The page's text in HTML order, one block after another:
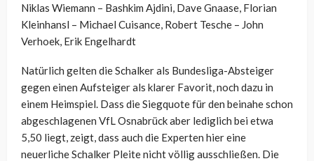
Niklas Wiemann – Bashkim Ajdini, Dave Gnaase, Florian
Kleinhansl – Michael Cuisance, Robert Tesche – John
Verhoek, Erik Engelhardt
Natürlich gelten die Schalker als Bundesliga-Absteiger
gegen einen Aufsteiger als klarer Favorit, noch dazu in
einem Heimspiel. Dass die Siegquote für den beinahe schon
abgeschlagenen VfL Osnabrück aber lediglich bei etwa
5,50 liegt, zeigt, dass auch die Experten hier eine
neuerliche Schalker Pleite nicht völlig ausschließen. Die